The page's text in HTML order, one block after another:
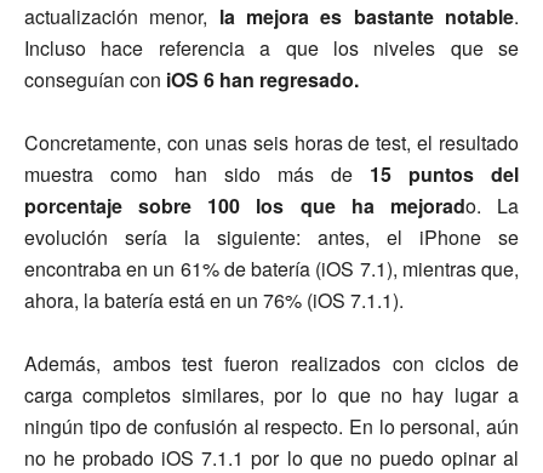
actualización menor, la mejora es bastante notable.
Incluso hace referencia a que los niveles que se
conseguían con iOS 6 han regresado.
Concretamente, con unas seis horas de test, el resultado
muestra como han sido más de 15 puntos del
porcentaje sobre 100 los que ha mejorado. La
evolución sería la siguiente: antes, el iPhone se
encontraba en un 61% de batería (iOS 7.1), mientras que,
ahora, la batería está en un 76% (iOS 7.1.1).
Además, ambos test fueron realizados con ciclos de
carga completos similares, por lo que no hay lugar a
ningún tipo de confusión al respecto. En lo personal, aún
no he probado iOS 7.1.1 por lo que no puedo opinar al